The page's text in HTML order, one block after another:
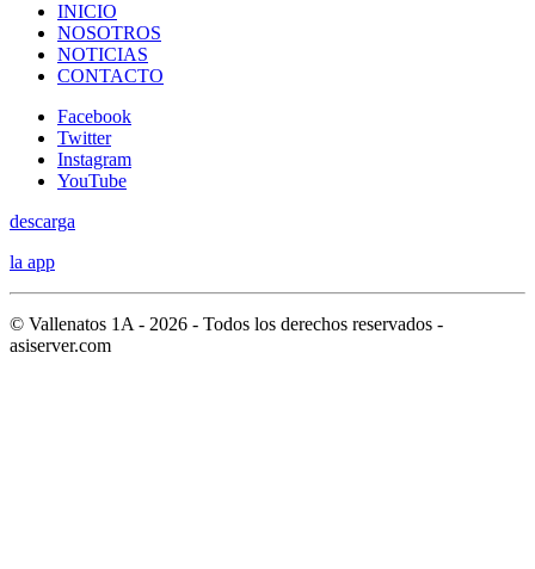
INICIO
NOSOTROS
NOTICIAS
CONTACTO
Facebook
Twitter
Instagram
YouTube
descarga
la app
© Vallenatos 1A - 2026 - Todos los derechos reservados -
asiserver.com